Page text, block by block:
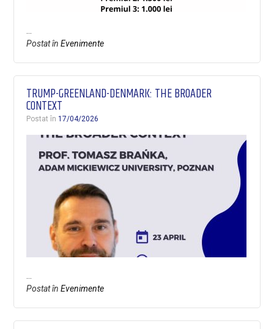
Postat înEvenimente
TRUMP-GREENLAND-DENMARK: THE BROADER
CONTEXT
Postat în 17/04/2026
Postat înEvenimente